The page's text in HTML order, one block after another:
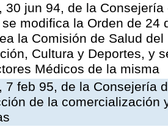
30 jun 94, de la
modifica la Orden de 24
la Comisión de Salud
Cultura y Deportes, y
Médicos de la misma
7 feb 95, de la Consejería
de la comercialización